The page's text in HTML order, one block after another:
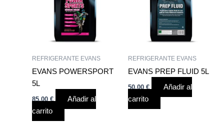
REFRIGERANTE EVANS
EVANS POWERSPORT
5L
85,00€
Añadir al
carrito
REFRIGERANTE EVANS
EVANS PREP FLUID 5L
50,00€
Añadir al
carrito